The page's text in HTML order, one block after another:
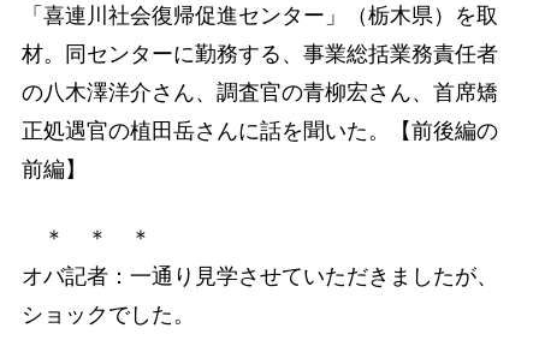
「喜連川社会復帰促進センター」（栃木県）を取
材。同センターに勤務する、事業総括業務責任者
の八木澤洋介さん、調査官の青柳宏さん、首席矯
正処遇官の植田岳さんに話を聞いた。【前後編の
前編】
＊ ＊ ＊
オバ記者：一通り見学させていただきましたが、
ショックでした。